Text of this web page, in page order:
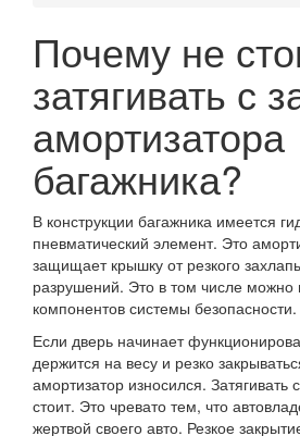
Почему не
затягивать с
амортизатора
багажника?
В конструкции багажника имеется
пневматический элемент. Это
защищает крышку от резкого
разрушений. Это в том числе можно
компонентов системы безопасности.
Если дверь начинает
держится на весу и резко
амортизатор износился. Затягивать
стоит. Это чревато тем, что
жертвой своего авто. Резкое